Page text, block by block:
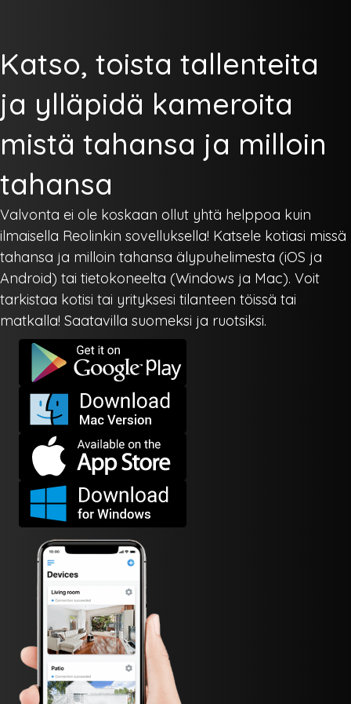
Katso, toista tallenteita
ja ylläpidä kameroita
mistä tahansa ja milloin
tahansa
Valvonta ei ole koskaan ollut yhtä helppoa kuin
ilmaisella Reolinkin sovelluksella! Katsele kotiasi missä
tahansa ja milloin tahansa älypuhelimesta (iOS ja
Android) tai tietokoneelta (Windows ja Mac). Voit
tarkistaa kotisi tai yrityksesi tilanteen töissä tai
matkalla! Saatavilla suomeksi ja ruotsiksi.